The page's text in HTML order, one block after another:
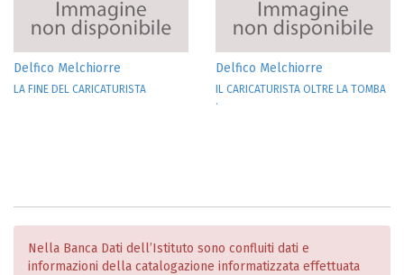
Delfico Melchiorre
LA FINE DEL CARICATURISTA
Delfico Melchiorre
IL CARICATURISTA OLTRE LA TOMBA
.
Nella Banca Dati dell’Istituto sono confluiti dati e
informazioni della catalogazione informatizzata effettuata